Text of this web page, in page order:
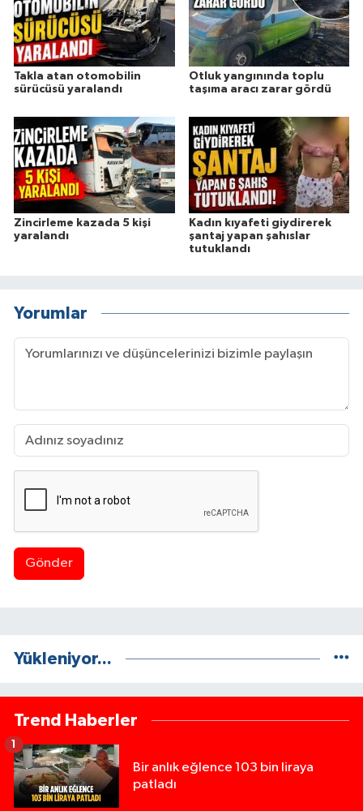
Takla atan otomobilin
sürücüsü yaralandı
Otluk yangınında toplu
taşıma aracı zarar gördü
Zincirleme kazada 5 kişi
yaralandı
Kadın kıyafeti giydirerek
şantaj yapan şahıslar
tutuklandı
Yorumlar
Gönder
Yükleniyor...
Trend Haberler
Bir anlık eğlence 103 bin liraya
patladı
1